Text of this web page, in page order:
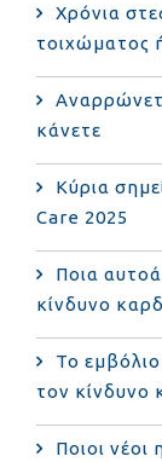
Χρόνια
τοιχώματος
κάνετε
Κύρια
Care 2025
Ποια
κίνδυνο
Το
τον κίνδυνο
Ποιοι νέοι